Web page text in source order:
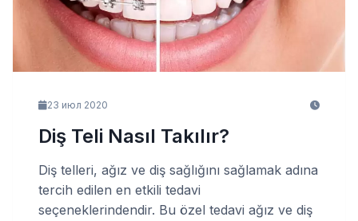
23 июл 2020
Diş Teli Nasıl Takılır?
Diş telleri, ağız ve diş sağlığını sağlamak adına
tercih edilen en etkili tedavi
seçeneklerindendir. Bu özel tedavi ağız ve diş